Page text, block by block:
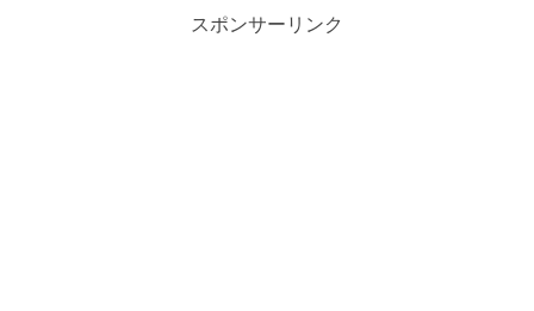
スポンサーリンク